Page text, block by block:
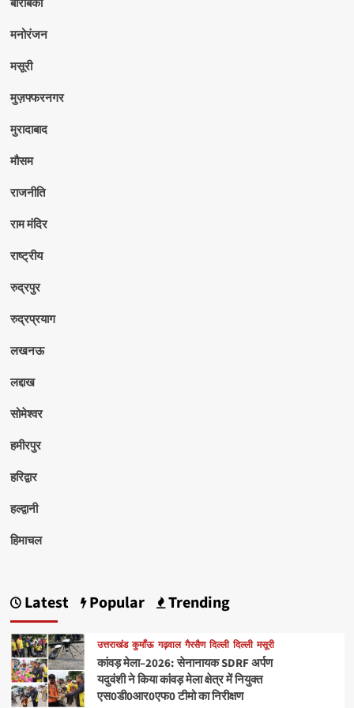
मनोरंजन
मसूरी
मुज़फ्फरनगर
मुरादाबाद
मौसम
राजनीति
राम मंदिर
राष्ट्रीय
रुद्रपुर
रुद्रप्रयाग
लखनऊ
लद्दाख
सोमेश्वर
हमीरपुर
हरिद्वार
हल्द्वानी
हिमाचल
Latest Popular Trending
उत्तराखंड कुमाँऊ गढ़वाल गैरसैण दिल्ली दिल्ली मसूरी
कांवड़ मेला–2026: सेनानायक SDRF अर्पण
यदुवंशी ने किया कांवड़ मेला क्षेत्र में नियुक्त
एस0डी0आर0एफ0 टीमो का निरीक्षण